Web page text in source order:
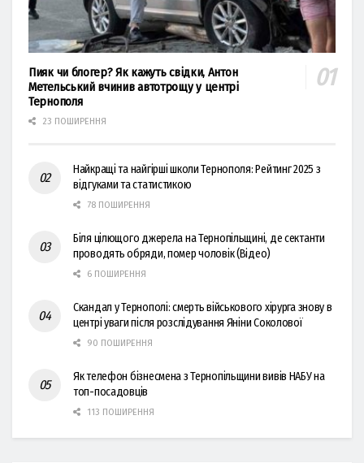
Пияк чи блогер? Як кажуть свідки, Антон
Метельський вчинив автотрощу у центрі
Тернополя
23 ПОШИРЕННЯ
Найкращі та найгірші школи Тернополя: Рейтинг 2025 з
відгуками та статистикою
78 ПОШИРЕННЯ
Біля цілющого джерела на Тернопільщині, де сектанти
проводять обряди, помер чоловік (Відео)
6 ПОШИРЕННЯ
Скандал у Тернополі: смерть військового хірурга знову в
центрі уваги після розслідування Яніни Соколової
90 ПОШИРЕННЯ
Як телефон бізнесмена з Тернопільщини вивів НАБУ на
топ-посадовців
113 ПОШИРЕННЯ